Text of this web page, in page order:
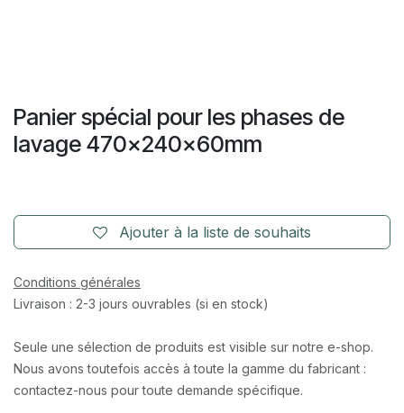
Panier spécial pour les phases de
lavage 470x240x60mm
Ajouter à la liste de souhaits
Conditions générales
Livraison : 2-3 jours ouvrables (si en stock)
Seule une sélection de produits est visible sur notre e-shop.
Nous avons toutefois accès à toute la gamme du fabricant :
contactez-nous pour toute demande spécifique.